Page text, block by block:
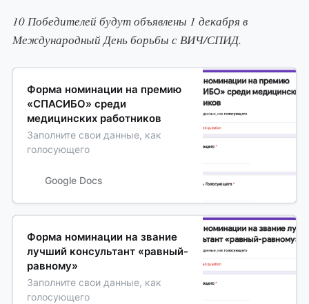
10 Победителей будут объявлены 1 декабря в
Международный День борьбы с ВИЧ/СПИД.
Форма номинации на премию
«СПАСИБО» среди
медицинских работников
Заполните свои данные, как
голосующего
Google Docs
Форма номинации на звание
лучший консультант «равный-
равному»
Заполните свои данные, как
голосующего